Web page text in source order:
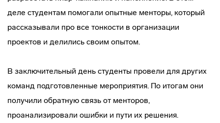
деле студентам помогали опытные менторы, который
рассказывали про все тонкости в организации
проектов и делились своим опытом.
В заключительный день студенты провели для других
команд подготовленные мероприятия. По итогам они
получили обратную связь от менторов,
проанализировали ошибки и пути их решения.